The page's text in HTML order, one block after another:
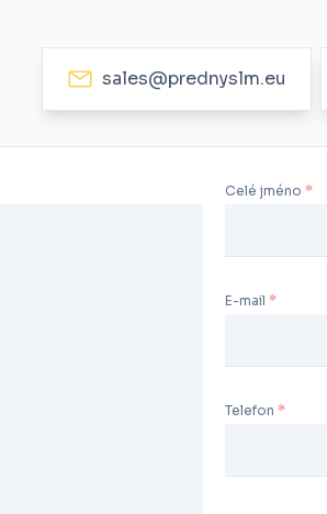
sales@prednyslm.eu
Celé jméno
E-mail
Telefon